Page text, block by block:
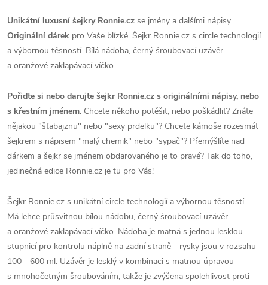
Unikátní luxusní šejkry Ronnie.cz se jmény a dalšími nápisy.
Originální dárek pro Vaše blízké. Šejkr Ronnie.cz s circle technologií
a výbornou těsností. Bílá nádoba, černý šroubovací uzávěr
a oranžové zaklapávací víčko.
Pořiďte si nebo darujte šejkr Ronnie.cz s originálními nápisy, nebo
s křestním jménem. Chcete někoho potěšit, nebo poškádlit? Znáte
nějakou "šťabajznu" nebo "sexy prdelku"? Chcete kámoše rozesmát
šejkrem s nápisem "malý chemik" nebo "sypač"? Přemýšlíte nad
dárkem a šejkr se jménem obdarovaného je to pravé? Tak do toho,
jedinečná edice Ronnie.cz je tu pro Vás!
Šejkr Ronnie.cz s unikátní circle technologií a výbornou těsností.
Má lehce průsvitnou bílou nádobu, černý šroubovací uzávěr
a oranžové zaklapávací víčko. Nádoba je matná s jednou lesklou
stupnicí pro kontrolu náplně na zadní straně - rysky jsou v rozsahu
100 - 600 ml. Uzávěr je lesklý v kombinaci s matnou úpravou
s mnohočetným šroubováním, takže je zvýšena spolehlivost proti